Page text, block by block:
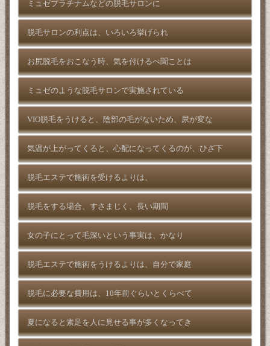
ミュゼプラチナムなどの脱毛サロンに
脱毛サロンの利点は、いろいろ挙げられ
お尻脱毛をおこなう時、気を付けるべ聞ことは
ミュゼのような脱毛サロンで実施されている
VIO脱毛をうけると、陰部の毛がないため、尿が変な
気温が上がってくると、心配になってくるのが、ひざ下
脱毛エステで施術を受けるよりは、
脱毛をする場合、すさまじく、長い期間
女の子にとって毛深いという事実は、かなり
脱毛エステで施術をうけるよりは、自分で家庭
脱毛に必要な費用は、10年前ぐらいとくらべて
夏になると素足を人に見せる事が多くなってき